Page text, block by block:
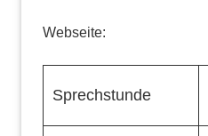
Webseite:
Sprechstunde